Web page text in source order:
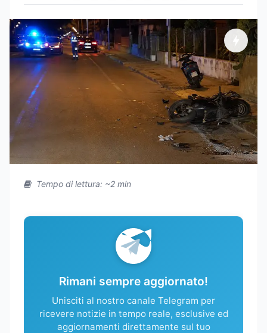
Tempo di lettura: ~2 min
Rimani sempre aggiornato!
Unisciti al nostro canale Telegram per
ricevere notizie in tempo reale, esclusive ed
aggiornamenti direttamente sul tuo